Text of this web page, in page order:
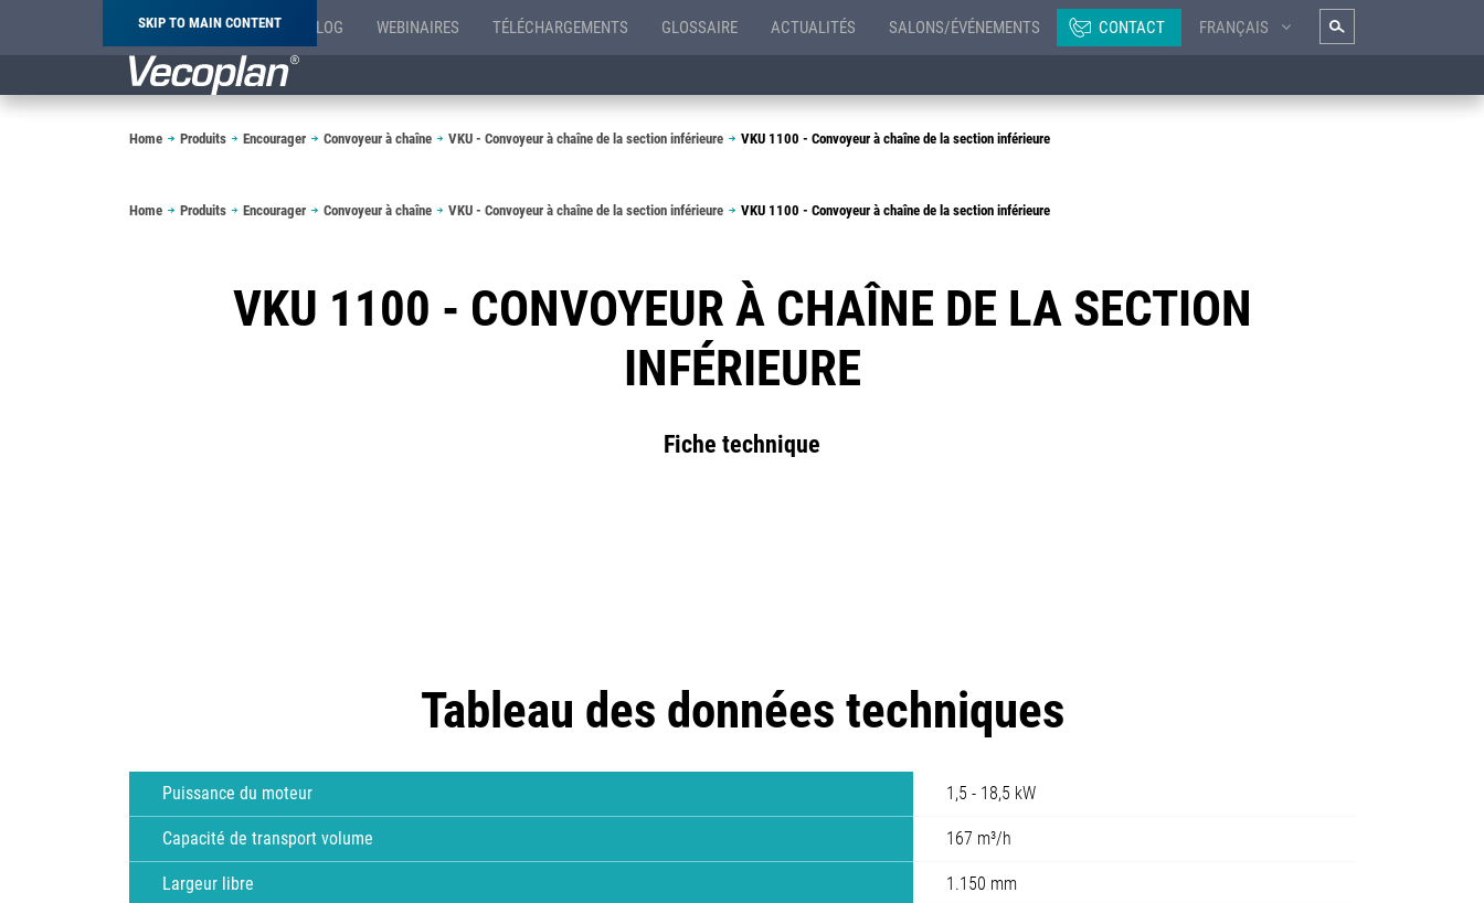
SKIP TO MAIN CONTENT BLOG WEBINAIRES TÉLÉCHARGEMENTS GLOSSAIRE ACTUALITÉS SALONS/ÉVÉNEMENTS CONTACT FRANÇAIS
Breadcrumb
Home Produits Encourager Convoyeur à chaîne VKU - Convoyeur à chaîne de la section inférieure VKU 1100 - Convoyeur à chaîne de la section inférieure
Breadcrumb
Home Produits Encourager Convoyeur à chaîne VKU - Convoyeur à chaîne de la section inférieure VKU 1100 - Convoyeur à chaîne de la section inférieure
VKU 1100 - CONVOYEUR À CHAÎNE DE LA SECTION
INFÉRIEURE
Fiche technique
Tableau des données techniques
Puissance du moteur 1,5 - 18,5 kW
Capacité de transport volume 167 m³/h
Largeur libre 1.150 mm